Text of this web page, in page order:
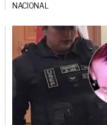
NACIONAL